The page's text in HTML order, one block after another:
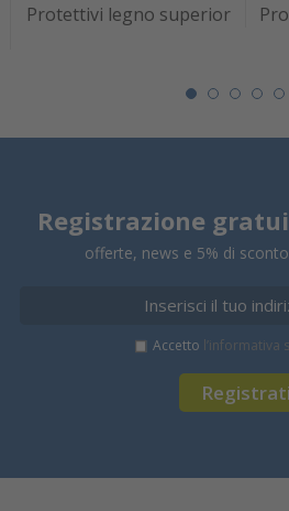
Protettivi legno superior
Registrazione
offerte, news e 5% di
Registrati
Accetto l’informativa